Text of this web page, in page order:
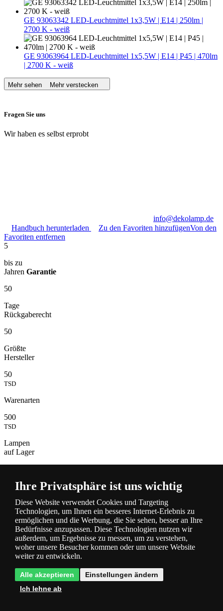
GE 93063342 LED-Leuchtmittel 1x3,5W | E14 | 250lm |
2700 K - weiß
GE 93063964 LED-Leuchtmittel 1x5,5W | E14 | P45 | 470lm
| 2700 K - weiß
Mehr sehen Mehr verstecken
Fragen Sie uns
Wir haben es selbst erprobt
info@dekolamp.de
Handbuch herunterladen
Zu den Favoriten hinzufügenVon den
Favoriten entfernen
5
bis zu
Jahren Garantie
50
Tage
Rückgaberecht
50
Größte
Hersteller
50
TSD
Warenarten
500
TSD
Lampen
auf Lager
Beschreibung
und Parameter
Ihre Privatsphäre ist uns wichtig
Diese Website verwendet Cookies und Targeting
Technologien, um Ihnen ein besseres Internet-Erlebnis zu
ermöglichen und die Werbung, die Sie sehen, besser an Ihre
Bedürfnisse anzupassen. Diese Technologien nutzen wir
außerdem, um Ergebnisse zu messen, um zu verstehen,
woher unsere Besucher kommen oder um unsere Website
weiter zu entwickeln.
Alle akzeptieren
Einstellungen ändern
Ich lehne ab